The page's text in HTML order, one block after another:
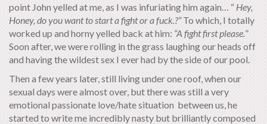
point John yelled at me, as I was infuriating him again… “ Hey,
Honey, do you want to start a fight or a fuck.?”To which, I totally
worked up and horny yelled back at him: “A fight firstplease. ”
Soon after, we were rolling in the grass laughing our heads off
and having the wildest sex I ever had by the side of our pool.
Then a few years later, still living under one roof, when our
sexual days were almost over, but there was still a very
emotional passionate love/hate situation between us, he
started to write me incredibly nasty but brilliantly composed